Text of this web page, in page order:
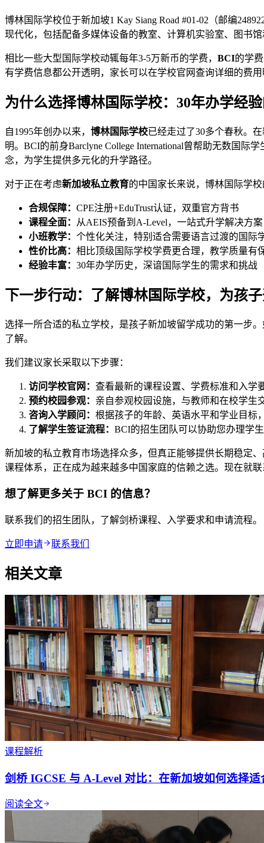
博林国际学校位于新加坡1 Kay Siang Road #01-02（邮编
现代化，包括配备多媒体设备的教室、计算机实验室、图书
相比一些大型国际学校动辄每年3-5万新币的学费， BCI的学
有学费信息都公开透明，家长可以在学校官网查询详细的费用
为什么选择博林国际学校：30年办学经
自1995年创办以来， 博林国际学校已经走过了30多个春秋。
明。BCI的前身Barclyne College International曾帮助无数国际
念，为学生提供多元化的升学路径。
对于正在考虑新加坡私立教育的中国家长来说，博林国际学校
合规保障： CPE注册+EduTrust认证，双重官方背书
课程全面：
从AEIS预备到A-Level，一站式升学解决方案
小班教学： 个性化关注，特别适合需要语言过渡的国际
性价比高： 相比顶级国际学校学费更合理，教学质量有
经验丰富： 30年办学历史，深谙国际学生的需求和挑战
下一步行动：了解博林国际学校，为孩
选择一所合适的私立学校，是孩子新加坡留学成功的第一步
了解。
我们建议家长采取以下步骤：
访问学校官网： 查看最新的课程设置、学费标准和入学
预约校园参观： 亲自参观校园设施，与教师和在校学生
咨询入学顾问： 根据孩子的年龄、英语水平和学业目标
了解学生签证流程： BCI的招生团队可以协助您办理学
新加坡的私立教育市场选择众多，但真正能够提供长期稳定
课程体系，正在成为越来越多中国家庭的信赖之选。现在就
想了解更多关于 BCI 的信息？
联系我们的招生团队，了解剑桥课程、入学要求和申请流程。
立即申请 联系我们
相关文章
课程解析
剑桥 IGCSE 与 A-Level 对比：在新加坡如何选择
阅读全文